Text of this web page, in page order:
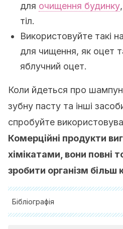
для очищення будинку
тіл.
Використовуйте такі
для чищення, як оцет
яблучний оцет.
Коли йдеться про
зубну пасту та інші
спробуйте
Комерційні продукти
хімікатами, вони повні
зробити організм більш
Бібліографія